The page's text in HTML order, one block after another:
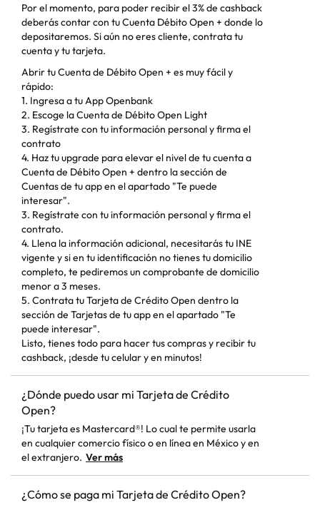
Por el momento, para poder recibir el 3% de cashback
deberás contar con tu Cuenta Débito Open + donde lo
depositaremos. Si aún no eres cliente, contrata tu
cuenta y tu tarjeta.
Abrir tu Cuenta de Débito Open + es muy fácil y
rápido:
1. Ingresa a tu App Openbank
2. Escoge la Cuenta de Débito Open Light
3. Regístrate con tu información personal y firma el
contrato
4. Haz tu upgrade para elevar el nivel de tu cuenta a
Cuenta de Débito Open + dentro la sección de
Cuentas de tu app en el apartado "Te puede
interesar".
3. Regístrate con tu información personal y firma el
contrato.
4. Llena la información adicional, necesitarás tu INE
vigente y si en tu identificación no tienes tu domicilio
completo, te pediremos un comprobante de domicilio
menor a 3 meses.
5. Contrata tu Tarjeta de Crédito Open dentro la
sección de Tarjetas de tu app en el apartado "Te
puede interesar".
Listo, tienes todo para hacer tus compras y recibir tu
cashback, ¡desde tu celular y en minutos!
¿Dónde puedo usar mi Tarjeta de Crédito
Open?
¡Tu tarjeta es Mastercard®! Lo cual te permite usarla
en cualquier comercio físico o en línea en México y en
el extranjero. Ver más
¿Cómo se paga mi Tarjeta de Crédito Open?